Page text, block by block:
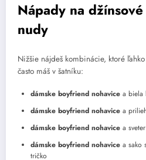
Nápady na
nudy
Nižšie nájdeš kombinácie, ktoré
často máš v šatníku:
dámske boyfriend nohavice a biela
dámske boyfriend nohavice a
dámske boyfriend nohavice a
dámske boyfriend nohavice a sako
tričko